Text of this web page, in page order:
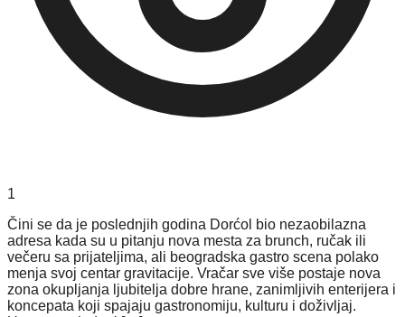
1
Čini se da je poslednjih godina Dorćol bio nezaobilazna
adresa kada su u pitanju nova mesta za brunch, ručak ili
večeru sa prijateljima, ali beogradska gastro scena polako
menja svoj centar gravitacije. Vračar sve više postaje nova
zona okupljanja ljubitelja dobre hrane, zanimljivih enterijera i
koncepata koji spajaju gastronomiju, kulturu i doživljaj.